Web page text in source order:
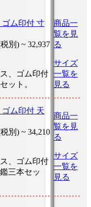
ム印付 寸
別) ~ 32,937
、ゴム印付
ット。
商品一
覧を見
る
サイズ
一覧を
見る
ム印付 天
別) ~ 34,210
、ゴム印付
三本セッ
商品一
覧を見
る
サイズ
一覧を
見る